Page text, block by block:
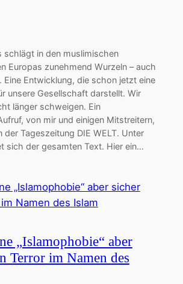
schlägt in den muslimischen
Europas zunehmend Wurzeln – auch
Eine Entwicklung, die schon jetzt eine
unsere Gesellschaft darstellt. Wir
länger schweigen. Ein
von mir und einigen Mitstreitern,
Tageszeitung DIE WELT. Unter
sich der gesamten Text. Hier ein…
„Islamophobie“ aber
Terror im Namen des